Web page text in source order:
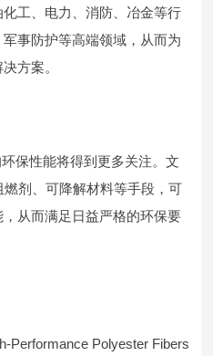
工、电力、消防、冶金等行
事防护等高端领域，从而为
方案。
保性能将得到更多关注。文
剂、可降解材料等手段，可
从而满足日益严格的环保要
Performance Polyester Fibers